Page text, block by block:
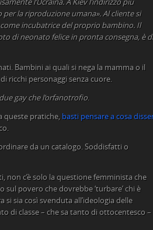
l’Ucraina. A Kiev l’indirizzo più
la riproduzione umana». Al cliente si
incubatrice del proprio bambino. Il
di neonato felice in pronta consegna, è di
Bambini ai quali si nega la mamma o il
ricchi personaggi senza cuore.
gay che l’orfanotrofio.
queste pratiche, basti pensare a cosa
da un catalogo. Soddisfatti o
non c’è solo la questione femminista che
povero che dovrebbe ‘turbare’ chi è
si sia così svenduta all’ideologia delle
di classe – che sa tanto di ottocentesco –